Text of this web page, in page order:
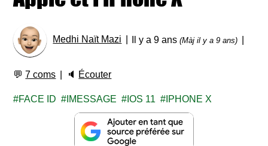
Medhi Naït Mazi Il y a 9 ans(Màj il y a 9 ans)
💬7 coms 🔈 Écouter
FACE ID IMESSAGE IOS 11 IPHONE X